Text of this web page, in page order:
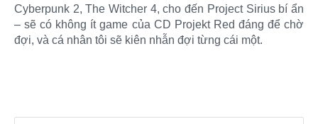
Cyberpunk 2, The Witcher 4, cho đến Project Sirius bí ẩn
– sẽ có không ít game của CD Projekt Red đáng để chờ
đợi, và cá nhân tôi sẽ kiên nhẫn đợi từng cái một.​